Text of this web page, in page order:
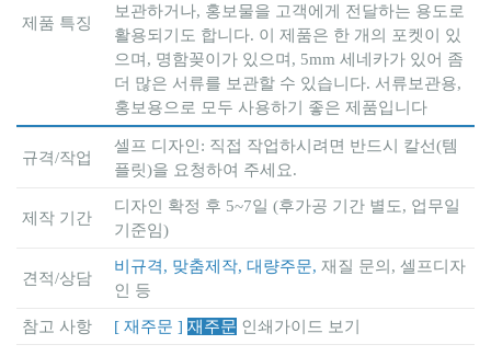
제품 특징
보관하거나, 홍보물을 고객에게 전달하는 용도로
활용되기도 합니다. 이 제품은 한 개의 포켓이 있
으며, 명함꽂이가 있으며, 5mm 세네카가 있어 좀
더 많은 서류를 보관할 수 있습니다. 서류보관용,
홍보용으로 모두 사용하기 좋은 제품입니다
규격/작업
셀프 디자인: 직접 작업하시려면 반드시 칼선(템
플릿)을 요청하여 주세요.
제작 기간
디자인 확정 후 5~7일 (후가공 기간 별도, 업무일
기준임)
견적/상담
비규격, 맞춤제작, 대량주문, 재질 문의, 셀프디자
인 등
참고 사항 [ 재주문 ] 재주문 인쇄가이드 보기